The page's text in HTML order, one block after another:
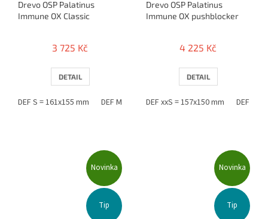
Drevo OSP Palatinus
Immune OX Classic
3 725 Kč
DETAIL
DEF S = 161x155 mm DEF M = 163x157 mm DEF L = 165x159 mm
Drevo OSP Palatinus
Immune OX pushblocker
4 225 Kč
DETAIL
DEF xxS = 157x150 mm DEF IS
Novinka
Tip
Novinka
Tip